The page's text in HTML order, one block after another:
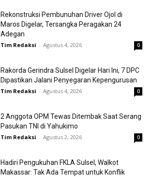
Rekonstruksi Pembunuhan Driver Ojol di
Maros Digelar, Tersangka Peragakan 24
Adegan
Tim Redaksi - Agustus 4, 2026 0
Rakorda Gerindra Sulsel Digelar Hari Ini, 7 DPC
Dipastikan Jalani Penyegaran Kepengurusan
Tim Redaksi - Agustus 4, 2026 0
2 Anggota OPM Tewas Ditembak Saat Serang
Pasukan TNI di Yahukimo
Tim Redaksi - Agustus 2, 2026 0
Hadiri Pengukuhan FKLA Sulsel, Walkot
Makassar: Tak Ada Tempat untuk Konflik